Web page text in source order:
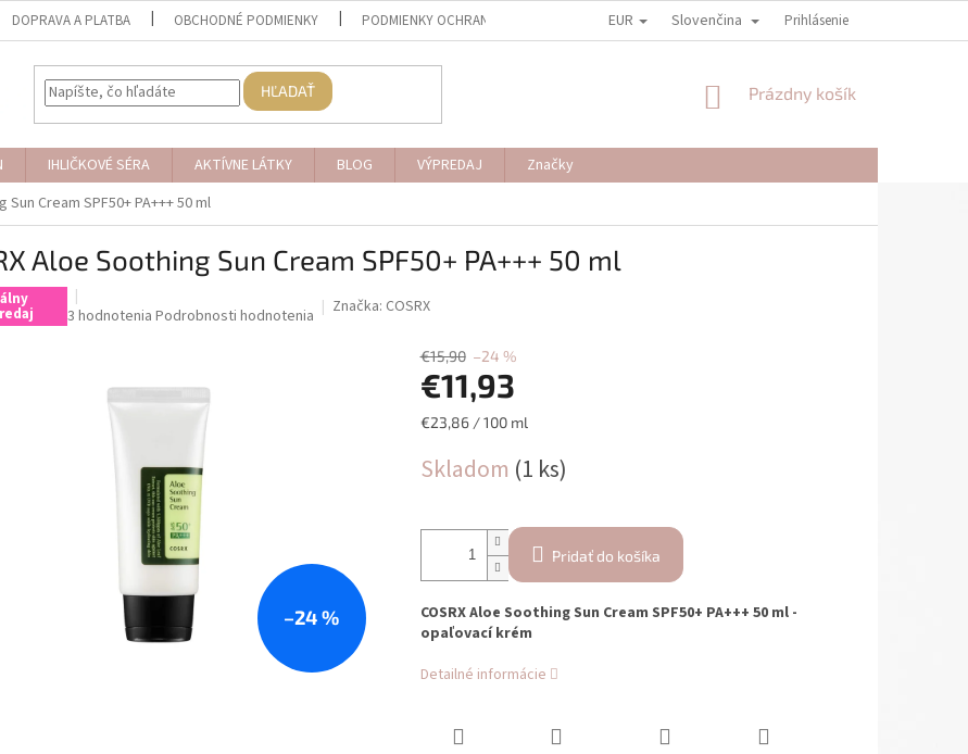
DOPRAVA A PLATBA OBCHODNÉ PODMIENKY PODMIENKY OCHRANY OSOBNÝCH ÚDAJOV REKLAMAČNÉ PODMIENKY
EUR Slovenčina Prihlásenie
HĽADAŤ
NÁKUPNÝ
Prázdny košík
IHLIČKOVÉ SÉRA AKTÍVNE LÁTKY BLOG VÝPREDAJ
Značky
Sun Cream SPF50+ PA+++ 50 ml
Aloe Soothing Sun Cream SPF50+ PA+++ 50 ml
Priemerné
3 hodnotenia Podrobnosti hodnotenia Značka: COSRX
–24 %
€15,90 –24 %
€11,93
Jednotková
€23,86 / 100 ml
Skladom (1 ks)
Pridať do košíka
COSRX Aloe Soothing Sun Cream SPF50+ PA+++ 50 ml -
opaľovací krém
Detailné informácie